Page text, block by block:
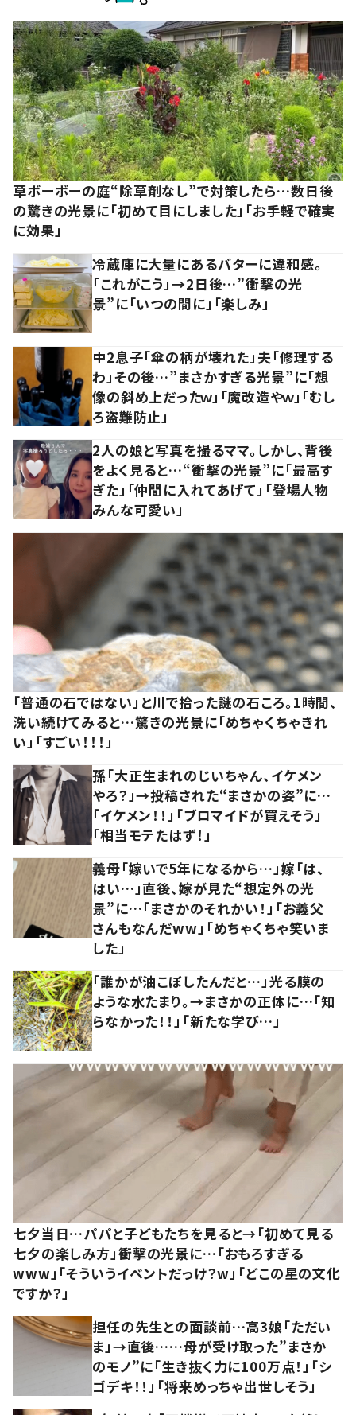
草ボーボーの庭“除草剤なし”で対策したら…数日後
の驚きの光景に「初めて目にしました」「お手軽で確実
に効果」
冷蔵庫に大量にあるバターに違和感。
「これがこう」→2日後…”衝撃の光
景”に「いつの間に」「楽しみ」
中2息子「傘の柄が壊れた」夫「修理する
わ」その後…”まさかすぎる光景”に「想
像の斜め上だったｗ」「魔改造やｗ」「むし
ろ盗難防止」
2人の娘と写真を撮るママ。しかし、背後
をよく見ると…“衝撃の光景”に「最高す
ぎた」「仲間に入れてあげて」「登場人物
みんな可愛い」
「普通の石ではない」と川で拾った謎の石ころ。1時間、
洗い続けてみると…驚きの光景に「めちゃくちゃきれ
い」「すごい！！！」
孫「大正生まれのじいちゃん、イケメン
やろ？」→投稿された“まさかの姿”に…
「イケメン！！」「ブロマイドが買えそう」
「相当モテたはず！」
義母「嫁いで5年になるから…」嫁「は、
はい…」直後、嫁が見た“想定外の光
景”に…「まさかのそれかい！」「お義父
さんもなんだww」「めちゃくちゃ笑いま
した」
「誰かが油こぼしたんだと…」光る膜の
ような水たまり。→まさかの正体に…「知
らなかった！！」「新たな学び…」
七夕当日…パパと子どもたちを見ると→「初めて見る
七夕の楽しみ方」衝撃の光景に…「おもろすぎる
www」「そういうイベントだっけ？w」「どこの星の文化
ですか？」
担任の先生との面談前…高3娘「ただい
ま」→直後……母が受け取った”まさか
のモノ”に「生き抜く力に100万点！」「シ
ゴデキ！！」「将来めっちゃ出世しそう」